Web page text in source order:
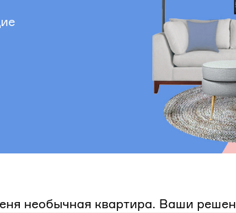
необычная квартира. Ваши